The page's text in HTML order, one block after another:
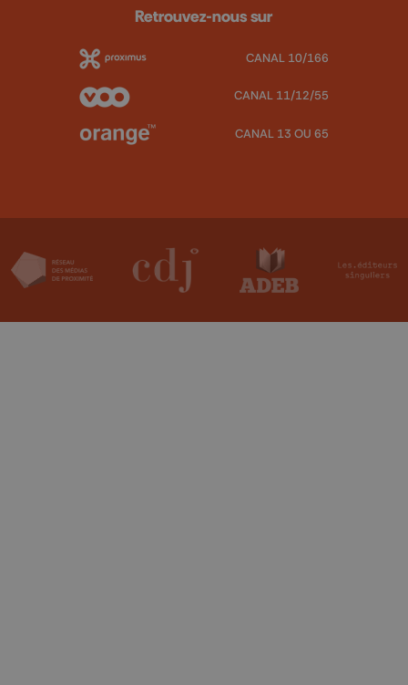
Retrouvez-nous sur
CANAL 10/166
CANAL 11/12/55
CANAL 13 OU 65